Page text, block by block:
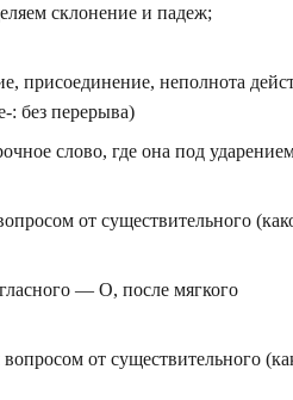
склонение и падеж;
неполнота
: без перерыва)
слово, где она под
от существительного
— О, после мягкого
от существительного